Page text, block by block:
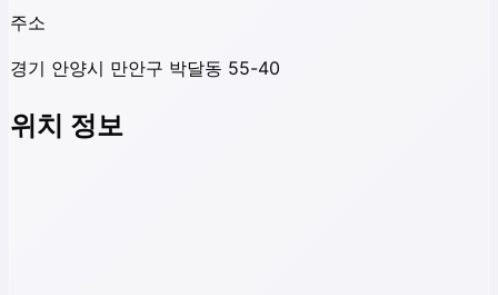
주소
경기 안양시 만안구 박달동 55-40
위치 정보